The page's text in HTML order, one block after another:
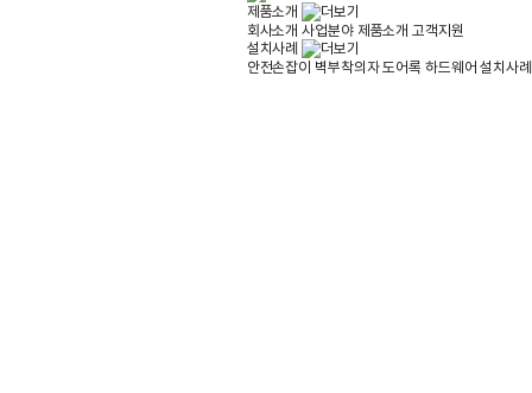
제품소개
회사소개 사업분야 제품소개 고객지원
설치사례
안전손잡이 벽부착의자 도어록 하드웨어설치사례